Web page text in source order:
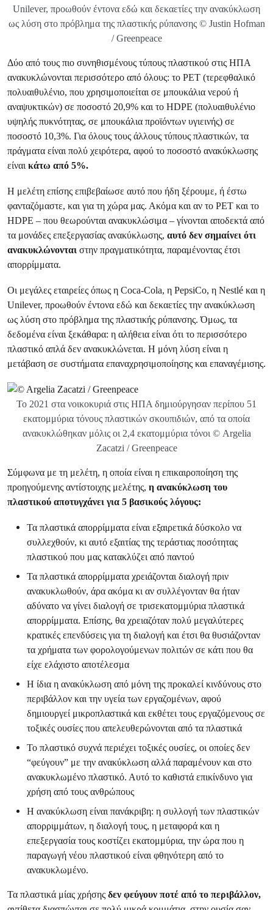
Unilever, προωθούν έντονα εδώ και δεκαετίες την ανακύκλωση
ως λύση στο πρόβλημα της πλαστικής ρύπανσης © Justin Hofman
/ Greenpeace
Δύο από τους πιο συνηθισμένους τύπους πλαστικού στις ΗΠΑ
ανακυκλώνονται περισσότερο από όλους: το PET (τερεφθαλικό
πολυαιθυλένιο, που χρησιμοποιείται σε μπουκάλια νερού ή
αναψυκτικών) σε ποσοστό 20,9% και το HDPE (πολυαιθυλένιο
υψηλής πυκνότητας, σε μπουκάλια προϊόντων υγιεινής) σε
ποσοστό 10,3%. Για όλους τους άλλους τύπους πλαστικών, τα
πράγματα είναι πολύ χειρότερα, αφού το ποσοστό ανακύκλωσης
είναικάτω από 5%.
Η μελέτη επίσης επιβεβαίωσε αυτό που ήδη ξέρουμε, ή έστω
φανταζόμαστε, και για τη χώρα μας. Ακόμα και αν το PET και το
HDPE – που θεωρούνται ανακυκλώσιμα – γίνονται αποδεκτά από
τα μονάδες επεξεργασίας ανακύκλωσης, αυτό δεν σημαίνει ότι
ανακυκλώνονται στην πραγματικότητα, παραμένοντας έτσι
απορρίμματα.
Οι μεγάλες εταιρείες όπως η Coca-Cola, η PepsiCo, η Nestlé και η
Unilever, προωθούν έντονα εδώ και δεκαετίες την ανακύκλωση
ως λύση στο πρόβλημα της πλαστικής ρύπανσης. Όμως, τα
δεδομένα είναι ξεκάθαρα: η αλήθεια είναι ότι το περισσότερο
πλαστικό απλά δεν ανακυκλώνεται. Η μόνη λύση είναι η
μετάβαση σε συστήματα επαναχρησιμοποίησης και επαναγέμισης.
Το 2021 στα νοικοκυριά στις ΗΠΑ δημιούργησαν περίπου 51
εκατομμύρια τόνους πλαστικών σκουπιδιών, από τα οποία
ανακυκλώθηκαν μόλις οι 2,4 εκατομμύρια τόνοι © Argelia
Zacatzi / Greenpeace
Σύμφωνα με τη μελέτη, η οποία είναι η επικαιροποίηση της
προηγούμενης αντίστοιχης μελέτης, η ανακύκλωση του
πλαστικού αποτυγχάνει για 5 βασικούς λόγους:
Τα πλαστικά απορρίμματα είναι εξαιρετικά δύσκολο να
συλλεχθούν, κι αυτό εξαιτίας της τεράστιας ποσότητας
πλαστικού που μας κατακλύζει από παντού
Τα πλαστικά απορρίμματα χρειάζονται διαλογή πριν
ανακυκλωθούν, άρα ακόμα κι αν συλλέγονταν θα ήταν
αδύνατο να γίνει διαλογή σε τρισεκατομμύρια πλαστικά
απορρίμματα. Επίσης, θα χρειαζόταν πολύ μεγαλύτερες
κρατικές επενδύσεις για τη διαλογή και έτσι θα θυσιάζονταν
τα χρήματα των φορολογούμενων πολιτών σε κάτι που θα
είχε ελάχιστο αποτέλεσμα
Η ίδια η ανακύκλωση από μόνη της προκαλεί κινδύνους στο
περιβάλλον και την υγεία των εργαζομένων, αφού
δημιουργεί μικροπλαστικά και εκθέτει τους εργαζόμενους σε
τοξικές ουσίες που απελευθερώνονται από τα πλαστικά
Το πλαστικό συχνά περιέχει τοξικές ουσίες, οι οποίες δεν
“φεύγουν” με την ανακύκλωση αλλά παραμένουν και στο
ανακυκλωμένο πλαστικό. Αυτό το καθιστά επικίνδυνο για
χρήση από τους ανθρώπους
Η ανακύκλωση είναι πανάκριβη: η συλλογή των πλαστικών
απορριμμάτων, η διαλογή τους, η μεταφορά και η
επεξεργασία τους κοστίζει εκατομμύρια, την ώρα που η
παραγωγή νέου πλαστικού είναι φθηνότερη από το
ανακυκλωμένο.
Τα πλαστικά μίας χρήσης δεν φεύγουν ποτέ από το περιβάλλον,